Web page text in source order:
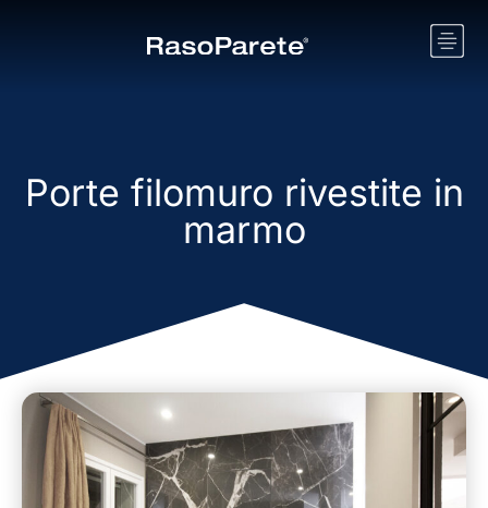
Porte filomuro rivestite in
marmo